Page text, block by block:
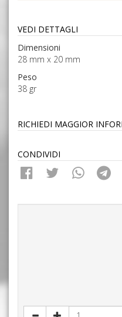
VEDI DETTAGLI
Dimensioni
28 mm x 20 mm
Peso
38 gr
RICHIEDI MAGGIOR
CONDIVIDI